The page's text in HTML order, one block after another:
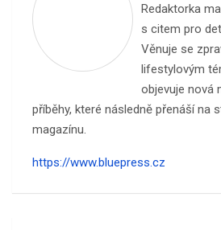
Redaktorka
s citem pro
Věnuje se
lifestylovým
objevuje nová
příběhy, které následně přenáší na
magazínu.
https://www.bluepress.cz